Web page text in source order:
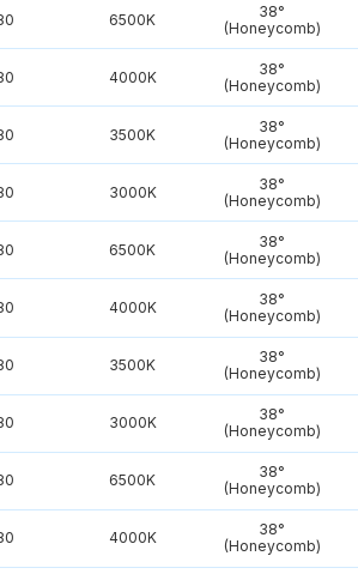
6500K
38°
(Honeycomb)
4000K
38°
(Honeycomb)
3500K
38°
(Honeycomb)
3000K
38°
(Honeycomb)
6500K
38°
(Honeycomb)
4000K
38°
(Honeycomb)
3500K
38°
(Honeycomb)
3000K
38°
(Honeycomb)
6500K
38°
(Honeycomb)
4000K
38°
(Honeycomb)